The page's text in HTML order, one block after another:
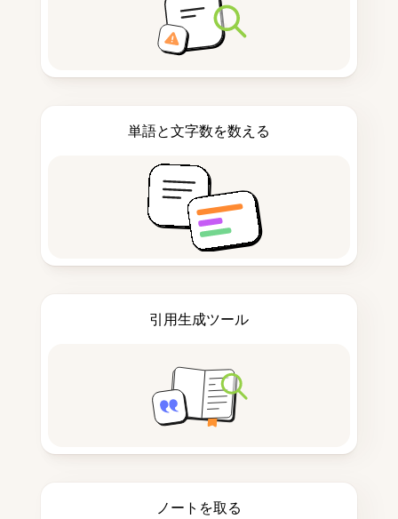
単語と文字数を数える
引用生成ツール
ノートを取る